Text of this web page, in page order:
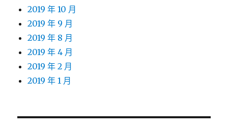
2019 年 10 月
2019 年 9 月
2019 年 8 月
2019 年 4 月
2019 年 2 月
2019 年 1 月